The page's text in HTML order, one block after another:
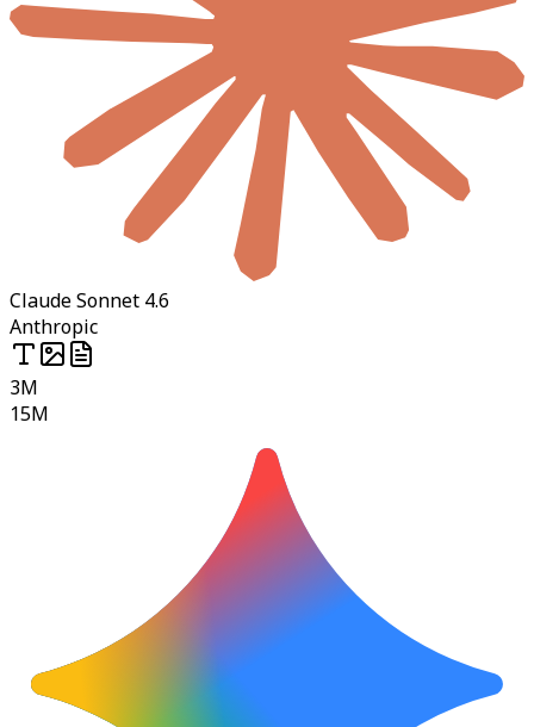
Claude Sonnet 4.6
Anthropic
3M
15M